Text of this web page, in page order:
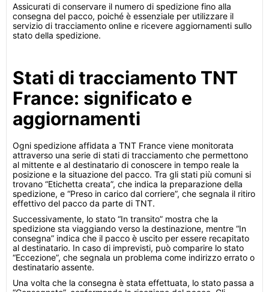
Assicurati di conservare il numero di spedizione fino alla
consegna del pacco, poiché è essenziale per utilizzare il
servizio di tracciamento online e ricevere aggiornamenti sullo
stato della spedizione.
Stati di tracciamento TNT
France: significato e
aggiornamenti
Ogni spedizione affidata a TNT France viene monitorata
attraverso una serie di stati di tracciamento che permettono
al mittente e al destinatario di conoscere in tempo reale la
posizione e la situazione del pacco. Tra gli stati più comuni si
trovano “Etichetta creata”, che indica la preparazione della
spedizione, e “Preso in carico dal corriere”, che segnala il ritiro
effettivo del pacco da parte di TNT.
Successivamente, lo stato “In transito” mostra che la
spedizione sta viaggiando verso la destinazione, mentre “In
consegna” indica che il pacco è uscito per essere recapitato
al destinatario. In caso di imprevisti, può comparire lo stato
“Eccezione”, che segnala un problema come indirizzo errato o
destinatario assente.
Una volta che la consegna è stata effettuata, lo stato passa a